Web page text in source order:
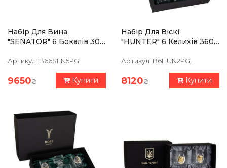
Набір Для Вина
"SENATOR" 6 Бокалів 300
Платиною, Зображення Зі
Артикул: B66SEN5PG.
9650₴ Купити
Набір Для Віскі
"HUNTER" 6 Келихів 360
Платиною, Зображення Зі
Артикул: B6HUN2PG.
8120₴ Купити